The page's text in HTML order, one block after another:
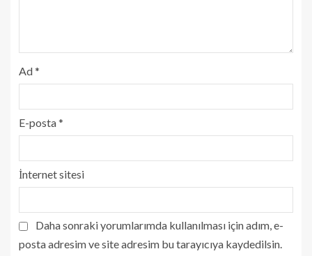
Ad*
E-posta*
İnternet sitesi
Daha sonraki yorumlarımda kullanılması için adım, e-
posta adresim ve site adresim bu tarayıcıya kaydedilsin.